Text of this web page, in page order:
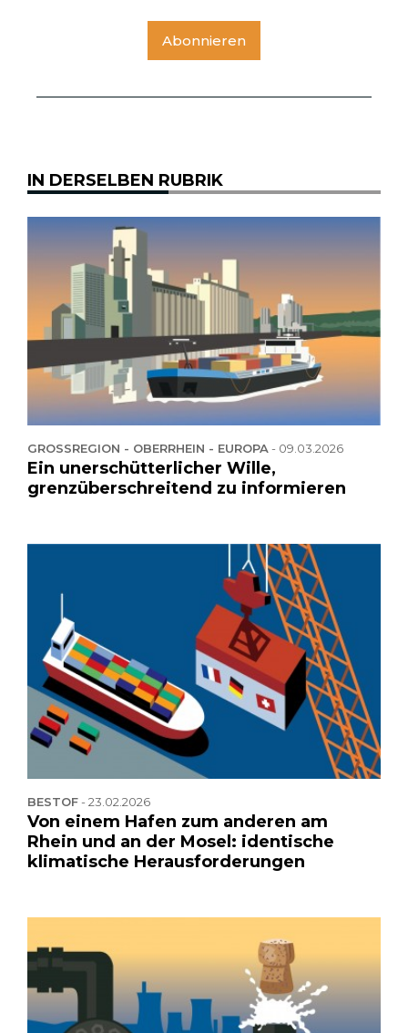
Abonnieren
IN DERSELBEN RUBRIK
GROSSREGION - OBERRHEIN - EUROPA - 09.03.2026
Ein unerschütterlicher Wille,
grenzüberschreitend zu informieren
BESTOF-23.02.2026
Von einem Hafen zum anderen am
Rhein und an der Mosel: identische
klimatische Herausforderungen